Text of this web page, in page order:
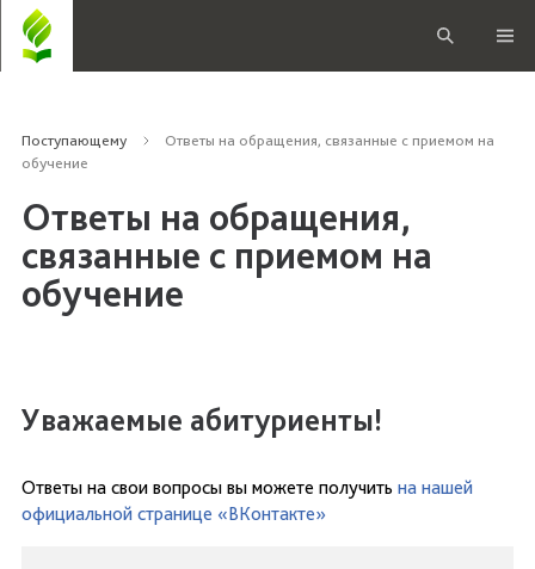
Поступающему
Ответы на обращения, связанные с приемом на
обучение
Ответы на обращения,
связанные с приемом на
обучение
Уважаемые абитуриенты!
Ответы на свои вопросы вы можете получить на нашей
официальной странице «ВКонтакте»